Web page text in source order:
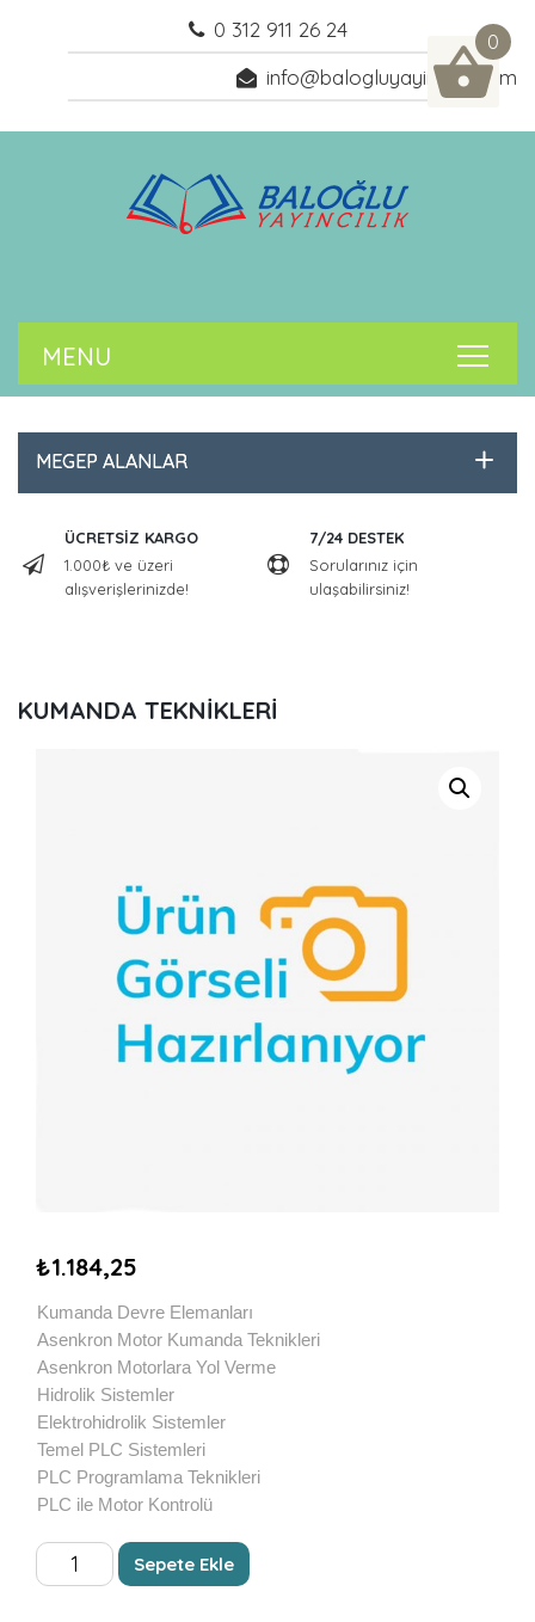
0 312 911 26 24
info@balogluyayincilik.com
MEGEP ALANLAR
ÜCRETSİZ KARGO
1.000₺ ve üzeri
alışverişlerinizde!
7/24 DESTEK
Sorularınız için
ulaşabilirsiniz!
KUMANDA TEKNİKLERİ
₺1.184,25
Kumanda Devre Elemanları
Asenkron Motor Kumanda Teknikleri
Asenkron Motorlara Yol Verme
Hidrolik Sistemler
Elektrohidrolik Sistemler
Temel PLC Sistemleri
PLC Programlama Teknikleri
PLC ile Motor Kontrolü
KUMANDA
TEKNİKLERİ
Sepete Ekle
0